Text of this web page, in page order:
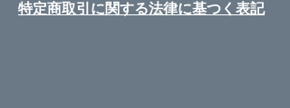
特定商取引に関する法律​に基つく表記